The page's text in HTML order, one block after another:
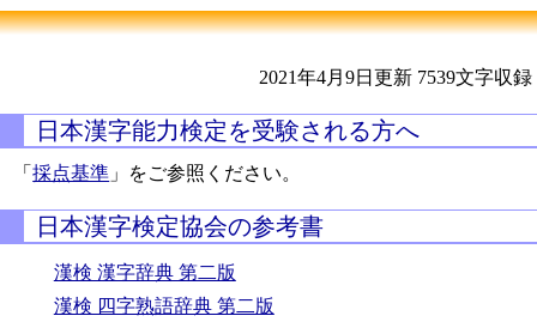
2021年4月9日更新 7539文字収録
日本漢字能力検定を受験される方へ
「採点基準 」をご参照ください。
日本漢字検定協会の参考書
漢検 漢字辞典 第二版
漢検 四字熟語辞典 第二版